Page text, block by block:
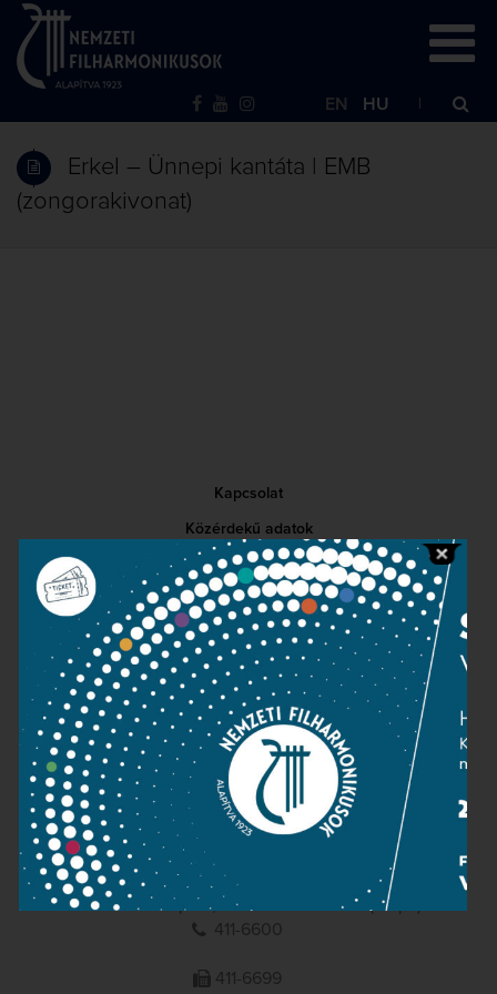
EN HU
Erkel – Ünnepi kantáta | EMB
(zongorakivonat)
Kapcsolat
Közérdekű adatok
Sajtószoba
Adatvédelem
Impresszum
NEMZETI
FILHARMONIKUSOK
1095 Budapest, Komor Marcell u. 1. (Müpa)
411-6600
411-6699